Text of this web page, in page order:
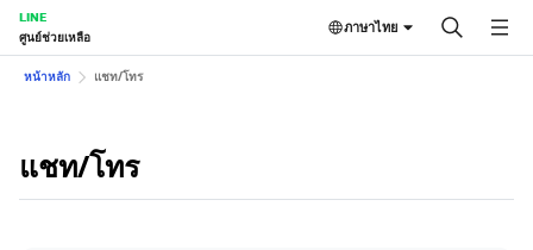
LINE
ศูนย์ช่วยเหลือ
ภาษาไทย
หน้าหลัก แชท/โทร
แชท/โทร